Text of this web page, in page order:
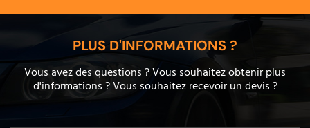
PLUS D'INFORMATIONS ?
Vous avez des questions ? Vous souhaitez obtenir plus
d'informations ? Vous souhaitez recevoir un devis ?